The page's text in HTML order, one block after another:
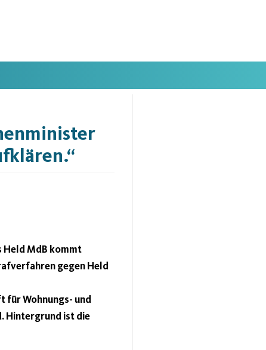
Held MdB kommt
gegen Held
für Wohnungs- und
Hintergrund ist die